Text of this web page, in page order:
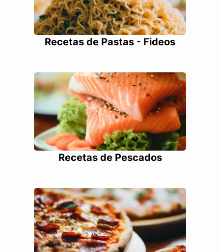
Recetas de Pastas - Fideos
Recetas de Pescados